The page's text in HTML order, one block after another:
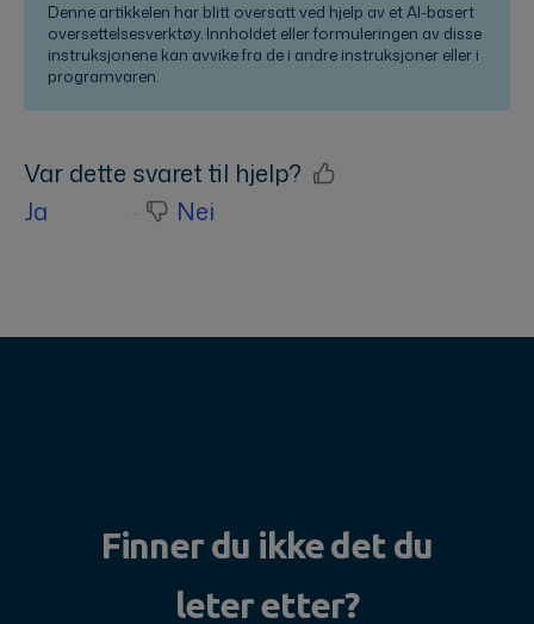
Denne artikkelen har blitt oversatt ved hjelp av et AI-basert
oversettelsesverktøy. Innholdet eller formuleringen av disse
instruksjonene kan avvike fra de i andre instruksjoner eller i
programvaren.
Var dette svaret til hjelp?
Ja
Nei
Finner du ikke det du
leter etter?